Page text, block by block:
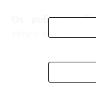
Os policiais
tático na região
equipes
porções de